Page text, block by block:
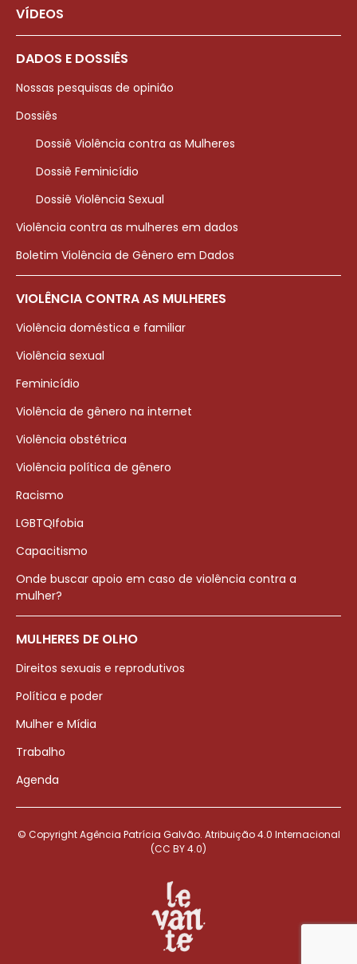
VÍDEOS
DADOS E DOSSIÊS
Nossas pesquisas de opinião
Dossiês
Dossiê Violência contra as Mulheres
Dossiê Feminicídio
Dossiê Violência Sexual
Violência contra as mulheres em dados
Boletim Violência de Gênero em Dados
VIOLÊNCIA CONTRA AS MULHERES
Violência doméstica e familiar
Violência sexual
Feminicídio
Violência de gênero na internet
Violência obstétrica
Violência política de gênero
Racismo
LGBTQIfobia
Capacitismo
Onde buscar apoio em caso de violência contra a
mulher?
MULHERES DE OLHO
Direitos sexuais e reprodutivos
Política e poder
Mulher e Mídia
Trabalho
Agenda
© Copyright Agência Patrícia Galvão. Atribuição 4.0 Internacional
(CC BY 4.0)